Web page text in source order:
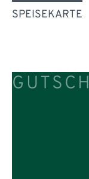
SPEISEKARTE